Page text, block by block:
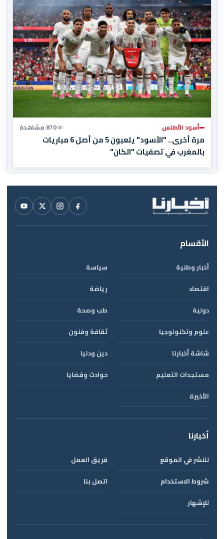
أسود الأطلس 870 مشاهدة
مرة أخرى.. "الأسود" يلعبون 5 من أصل 6 مباريات
بالمغرب في تصفيات "الكان"
الأقسام
أخبار وطنية
سياسة
اقتصاد
رياضة
دولية
طب وصحة
علوم وتكنولوجيا
ثقافة وفنون
شاشة أخبارنا
دين ودنيا
مستجدات التعليم
حوادث وقضايا
الأخيرة
أخبارنا
للنشر في الموقع
فريق العمل
شروط الاستخدام
اتصل بنا
للإشهار